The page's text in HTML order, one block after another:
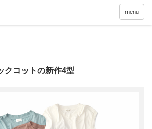
menu
クコットの新作4型